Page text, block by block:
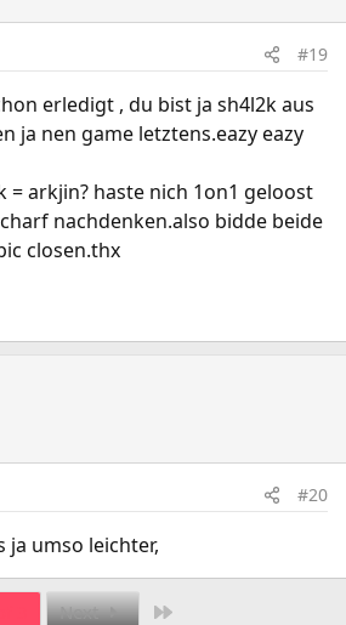
#19
erledigt , du bist ja sh4l2k aus
ja nen game letztens.eazy eazy
= arkjin? haste nich 1on1 geloost
nachdenken.also bidde beide
closen.thx
#20
ja umso leichter,
Next